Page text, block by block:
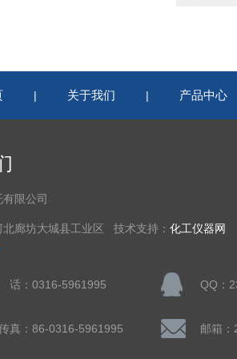
| 关于我们 | 产品中心
限公司
北廊坊大城县工业区 技术支持： 化工仪器网
：0316-5961995 QQ：
真：86-0316-5961995 邮箱